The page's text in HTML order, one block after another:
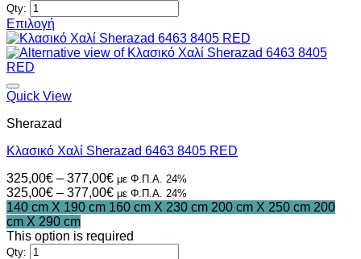
Qty:
Επιλογή
Αυτό
το
προϊόν
έχει
πολλαπλές
Οι
μπορούν
επιλεγούν
στη
σελίδα
του
προϊόντος
Quick View
Sherazad
Κλασικό Χαλί Sherazad 6463 8405 RED
325,00€ – 377,00€Price
range:
325,00€
377,00€
με Φ.Π.Α. 24%
325,00€ – 377,00€Price
range:
through
με Φ.Π.Α. 24%
140 cm X 190 cm 160 cm X 230 cm 200 cm X 250 cm 200
cm X 290 cm
This option is required
Qty: